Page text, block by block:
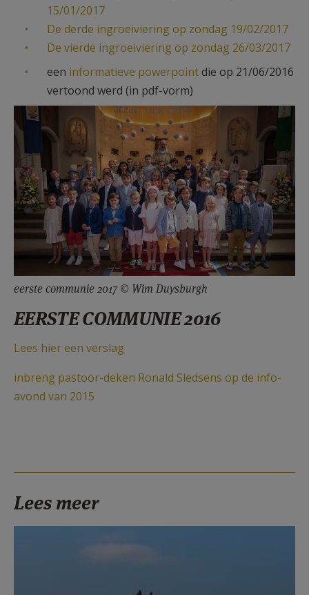
15/01/2017
De derde ingroeiviering op zondag 19/02/2017
De vierde ingroeiviering op zondag 26/03/2017
een informatieve powerpointdie op 21/06/2016
vertoond werd (in pdf-vorm)
eerste communie 2017 © Wim Duysburgh
EERSTE COMMUNIE 2016
Lees hier een verslag
inbreng pastoor-deken Ronald Sledsens op de info-
avond van 2015
Lees meer